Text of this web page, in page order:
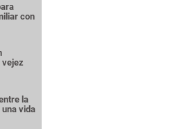
con
vejez
la
vida